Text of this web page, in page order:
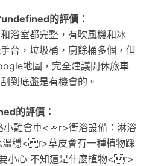
的評價：
浴室都完整，有吹風機和冰
台，垃圾桶，廚餘桶多個，但
地圖，完全建議開休旅車
到底盤是有機會的。
的評價：
小難會車<r>衛浴設備：淋浴
穩<r>草皮會有一種植物踩
小心 不知道是什麼植物<r>